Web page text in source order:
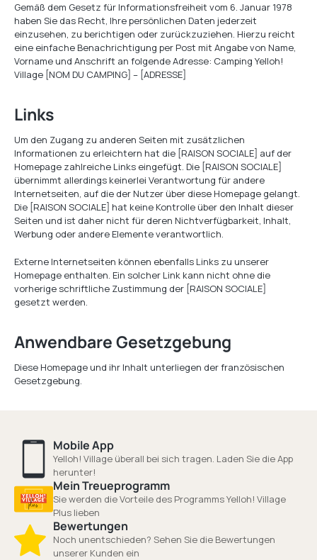
Gemäß dem Gesetz für Informationsfreiheit vom 6. Januar 1978
haben Sie das Recht, Ihre persönlichen Daten jederzeit
einzusehen, zu berichtigen oder zurückzuziehen. Hierzu reicht
eine einfache Benachrichtigung per Post mit Angabe von Name,
Vorname und Anschrift an folgende Adresse: Camping Yelloh!
Village [NOM DU CAMPING] – [ADRESSE]
Links
Um den Zugang zu anderen Seiten mit zusätzlichen
Informationen zu erleichtern hat die [RAISON SOCIALE] auf der
Homepage zahlreiche Links eingefügt. Die [RAISON SOCIALE]
übernimmt allerdings keinerlei Verantwortung für andere
Internetseiten, auf die der Nutzer über diese Homepage gelangt.
Die [RAISON SOCIALE] hat keine Kontrolle über den Inhalt dieser
Seiten und ist daher nicht für deren Nichtverfügbarkeit, Inhalt,
Werbung oder andere Elemente verantwortlich.
Externe Internetseiten können ebenfalls Links zu unserer
Homepage enthalten. Ein solcher Link kann nicht ohne die
vorherige schriftliche Zustimmung der [RAISON SOCIALE]
gesetzt werden.
Anwendbare Gesetzgebung
Diese Homepage und ihr Inhalt unterliegen der französischen
Gesetzgebung.
Mobile App
Yelloh! Village überall bei sich tragen. Laden Sie die App
herunter!
Mein Treueprogramm
Sie werden die Vorteile des Programms Yelloh! Village
Plus lieben
Bewertungen
Noch unentschieden? Sehen Sie die Bewertungen
unserer Kunden ein